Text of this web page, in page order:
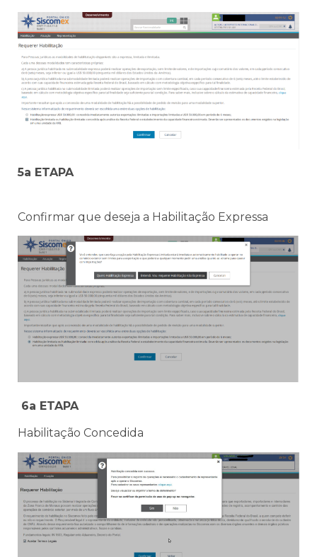
5a ETAPA
Confirmar que deseja a Habilitação Expressa
6a ETAPA
Habilitação Concedida